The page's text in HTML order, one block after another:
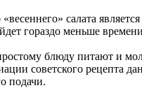
салата
гораздо меньше
блюду питают и
советского рецепта
подачи.